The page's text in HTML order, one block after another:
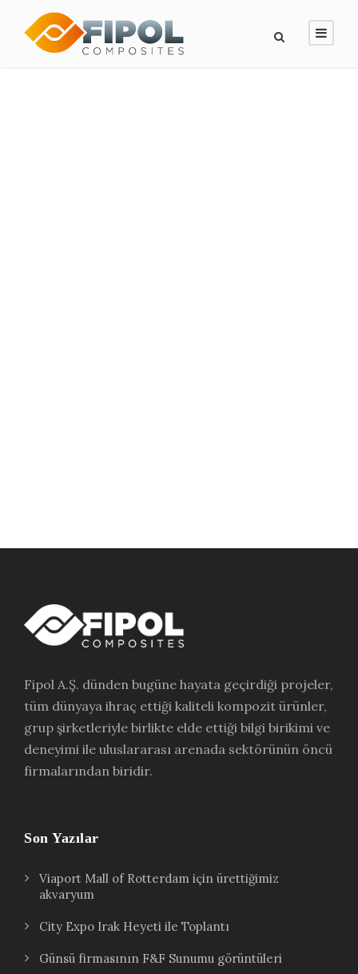
Fipol A.Ş. dünden bugüne hayata geçirdiği projeler,
tüm dünyaya ihraç ettiği kaliteli kompozit ürünler,
grup şirketleriyle birlikte elde ettiği bilgi birikimi ve
deneyimi ile uluslararası arenada sektörünün öncü
firmalarından biridir.
Son Yazılar
Viaport Mall of Rotterdam için ürettiğimiz
akvaryum
City Expo Irak Heyeti ile Toplantı
Günsü firmasının F&F Sunumu görüntüleri